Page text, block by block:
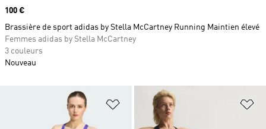
Ajouter à la Liste de produits
Prix
100 €
Brassière de sport adidas by Stella McCartney Running Maintien élevé
Femmes adidas by Stella McCartney
3 couleurs
Nouveau